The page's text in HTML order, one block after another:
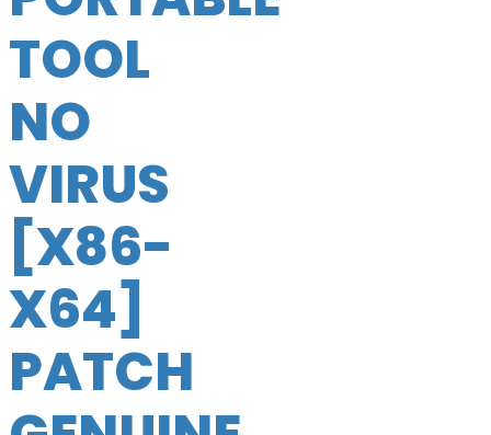
TOOL
NO
VIRUS
[X86-
X64]
PATCH